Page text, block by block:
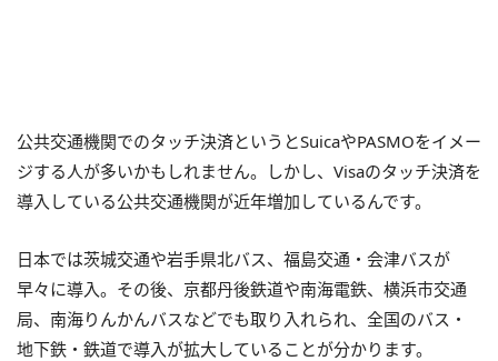
公共交通機関でのタッチ決済というとSuicaやPASMOをイメー
ジする人が多いかもしれません。しかし、Visaのタッチ決済を
導入している公共交通機関が近年増加しているんです。
日本では茨城交通や岩手県北バス、福島交通・会津バスが
早々に導入。その後、京都丹後鉄道や南海電鉄、横浜市交通
局、南海りんかんバスなどでも取り入れられ、全国のバス・
地下鉄・鉄道で導入が拡大していることが分かります。